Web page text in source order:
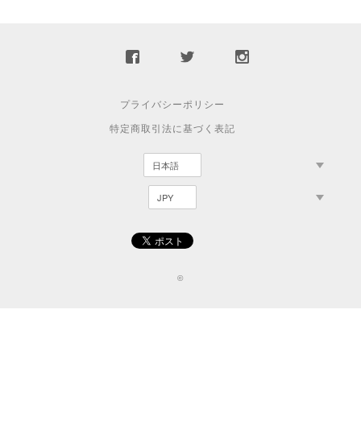
プライバシーポリシー
特定商取引法に基づく表記
©